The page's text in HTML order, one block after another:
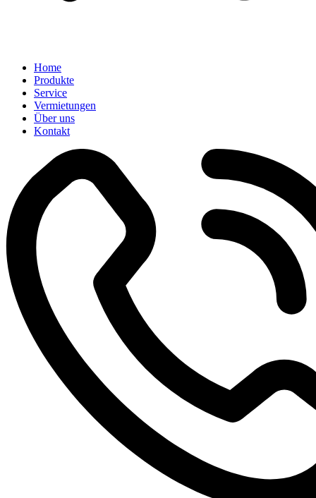
Home
Produkte
Service
Vermietungen
Über uns
Kontakt